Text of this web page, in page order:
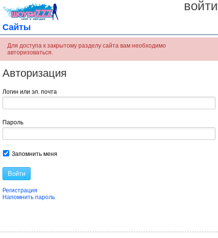
войти
Сайты
Для доступа к закрытому разделу сайта вам необходимо
авторизоваться.
Авторизация
Логин или эл. почта
Пароль
Запомнить меня
Войти
Регистрация
Напомнить пароль